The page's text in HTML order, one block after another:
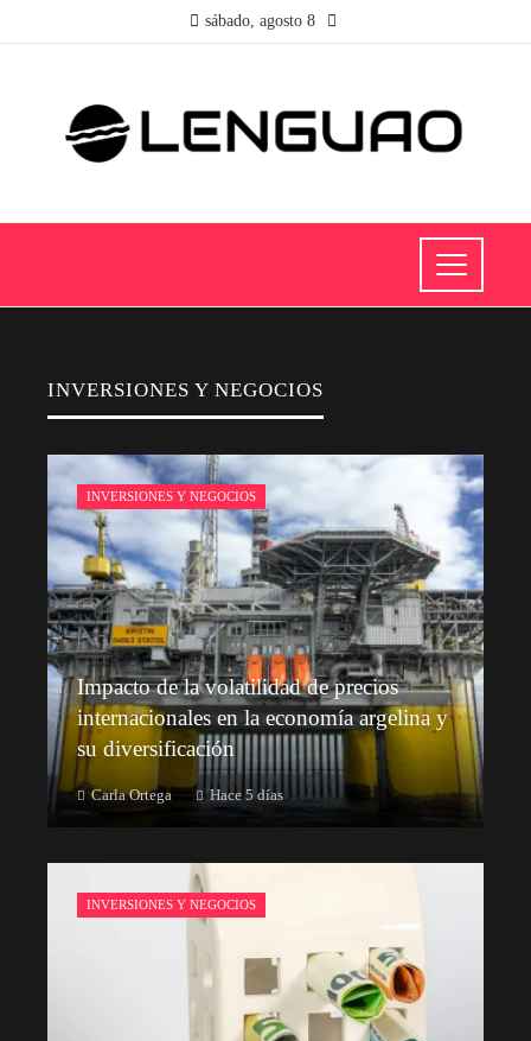
sábado, agosto 8
INVERSIONES Y NEGOCIOS
INVERSIONES Y NEGOCIOS
Impacto de la volatilidad de precios
internacionales en la economía argelina y
su diversificación
Carla Ortega Hace 5 días
INVERSIONES Y NEGOCIOS